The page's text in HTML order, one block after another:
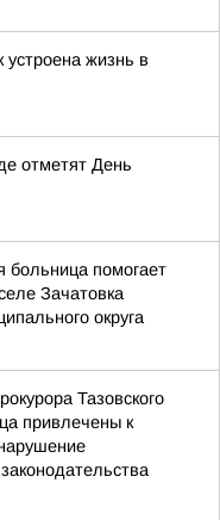
устроена жизнь в
отметят День
больница помогает
Зачатовка
округа
Тазовского
привлечены к